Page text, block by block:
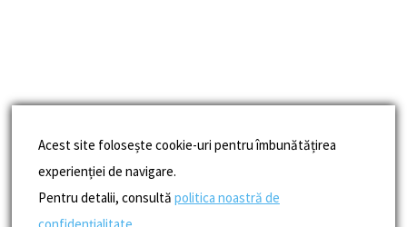
Acest site folosește cookie-uri pentru îmbunătățirea
experienției de navigare.
Pentru detalii, consultă politica noastră de
confidențialitate